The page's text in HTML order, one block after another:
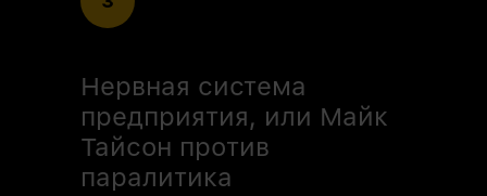
Нервная система
предприятия, или Майк
Тайсон против
паралитика